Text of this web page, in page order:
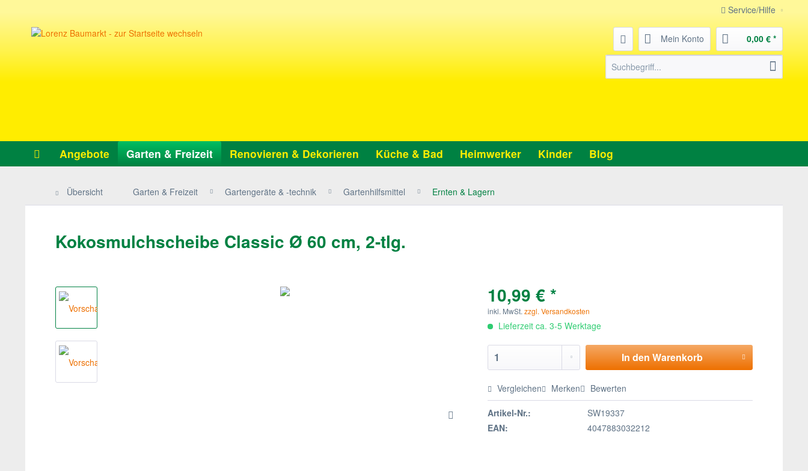
Service/Hilfe
Mein Konto 0,00 € *
Angebote Garten & Freizeit Renovieren & Dekorieren Küche & Bad Heimwerker Kinder Blog
Übersicht Garten & Freizeit Gartengeräte & -technik Gartenhilfsmittel Ernten & Lagern
Kokosmulchscheibe Classic Ø 60 cm, 2-tlg.
10,99 € *
inkl. MwSt.zzgl. Versandkosten
Lieferzeit ca. 3-5 Werktage
In denWarenkorb
Vergleichen Merken Bewerten
Artikel-Nr.:
SW19337
EAN:
4047883032212